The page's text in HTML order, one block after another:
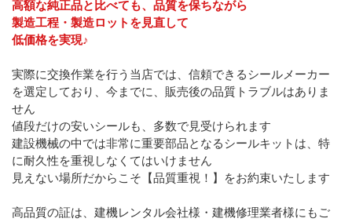
高額な純正品と比べても、品質を保ちながら
製造工程・製造ロットを見直して
低価格を実現♪
実際に交換作業を行う当店では、信頼できるシールメーカー
を選定しており、今までに、販売後の品質トラブルはありま
せん
値段だけの安いシールも、多数で見受けられます
建設機械の中では非常に重要部品となるシールキットは、特
に耐久性を重視しなくてはいけません
見えない場所だからこそ【品質重視！】をお約束いたします
高品質の証は、建機レンタル会社様・建機修理業者様にもご